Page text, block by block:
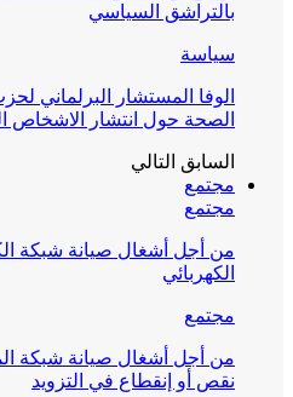
بالتراشق السياسي
سياسة
الوفا المستشار البرلماني
الصحة حول انتشار الاشخاص
السابق التالي
مجتمع
مجتمع
من أجل أشغال صيانة شبكة
الكهربائي
مجتمع
من أجل أشغال صيانة شبكة
نقص أو إنقطاع في التزويد